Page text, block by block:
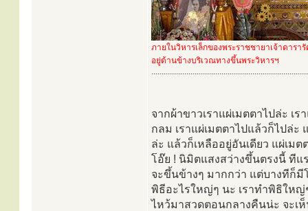
ภายในวิหารเล็กของพระราชชายาเจ้าดารา
อยู่ด้านข้างบริเวณทางขึ้นพระวิหารฯ
............................................................................
จากผ้าขาวเราแผ่เมตตาไปล่ะ เ
กลม เราแผ่เมตตาไปแล้วก็ไปล่ะ
ล่ะ แล้วก็เหลืออยู่อันเดียว แผ่เม
โอ๊ย ! นิมิตแสงสว่างขึ้นตรงนี้ ทีแ
จะขึ้นข้างๆ มากกว่า แต่บางทีก็
พิธีอะไรใหญ่ๆ นะ เราทำพิธิใหญ่
ไหว้มาสวดตอนกลางคืนน่ะ จะเ